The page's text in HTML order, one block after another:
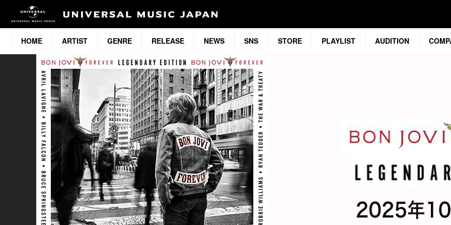
HOME ARTIST GENRE RELEASE NEWS SNS STORE PLAYLIST AUDITION